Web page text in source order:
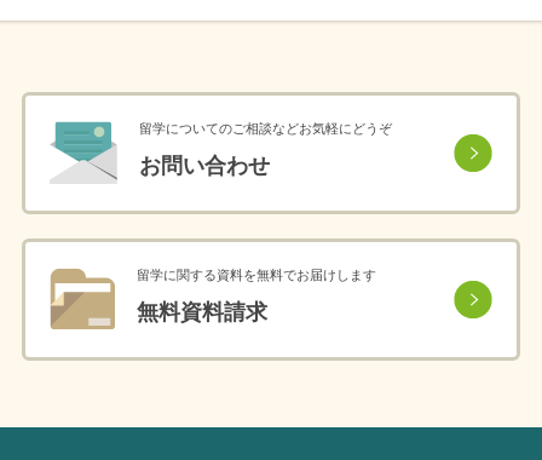
留学についてのご相談などお気軽にどうぞ
お問い合わせ
留学に関する資料を無料でお届けします
無料資料請求